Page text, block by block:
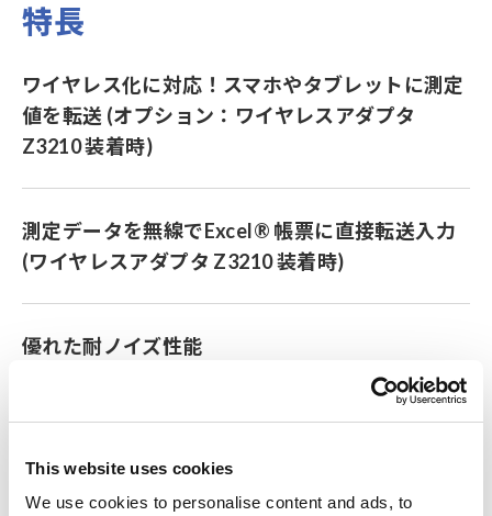
This website uses cookies
We use cookies to personalise content and ads, to
特長
ワイヤレス化に対応！スマホやタブレットに測定
値を転送 (オプション：ワイヤレスアダプタ
Z3210 装着時)
測定データを無線でExcel® 帳票に直接転送入力
(ワイヤレスアダプタ Z3210 装着時)
優れた耐ノイズ性能
粉塵が中に入らない/浸水しない国際保護等級
IP67